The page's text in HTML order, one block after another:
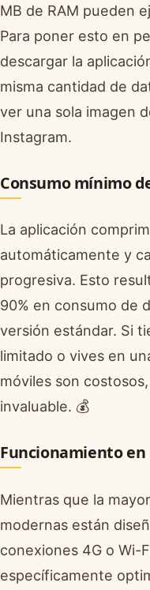
MB de RAM pueden
Para poner esto en
descargar la
misma cantidad de
ver una sola imagen
Instagram.
Consumo mínimo
La aplicación
automáticamente y
progresiva. Esto
90% en consumo de
versión estándar. Si
limitado o vives en
móviles son
invaluable. 💰
Funcionamiento en
Mientras que la
modernas están
conexiones 4G o Wi-
específicamente